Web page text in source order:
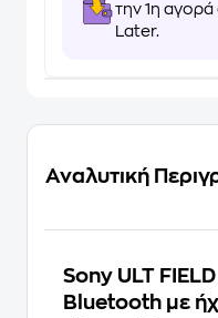
την 1η
Later.
Αναλυτική
Sony ULT
Bluetooth με